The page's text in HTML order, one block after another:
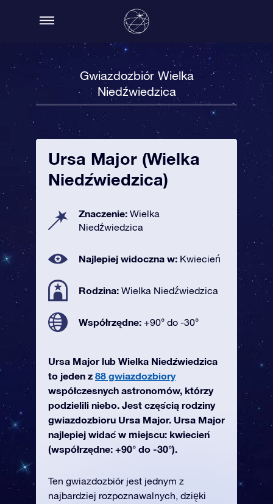
Gwiazdozbiór Wielka
Niedźwiedzica
Ursa Major (Wielka
Niedźwiedzica)
Znaczenie: Wielka
Niedźwiedzica
Najlepiej widoczna w: Kwiecień
Rodzina: Wielka Niedźwiedzica
Współrzędne: +90° do -30°
Ursa Major lub Wielka Niedźwiedzica
to jeden z 88 gwiazdozbiory
współczesnych astronomów, którzy
podzielili niebo. Jest częścią rodziny
gwiazdozbioru Ursa Major. Ursa Major
najlepiej widać w miejscu: kwiecień
(współrzędne: +90° do -30°).
Ten gwiazdozbiór jest jednym z
najbardziej rozpoznawalnych, dzięki